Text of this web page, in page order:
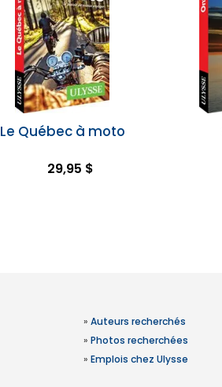
Le Québec à moto
29,95 $
» Auteurs recherchés
» Photos recherchées
» Emplois chez Ulysse